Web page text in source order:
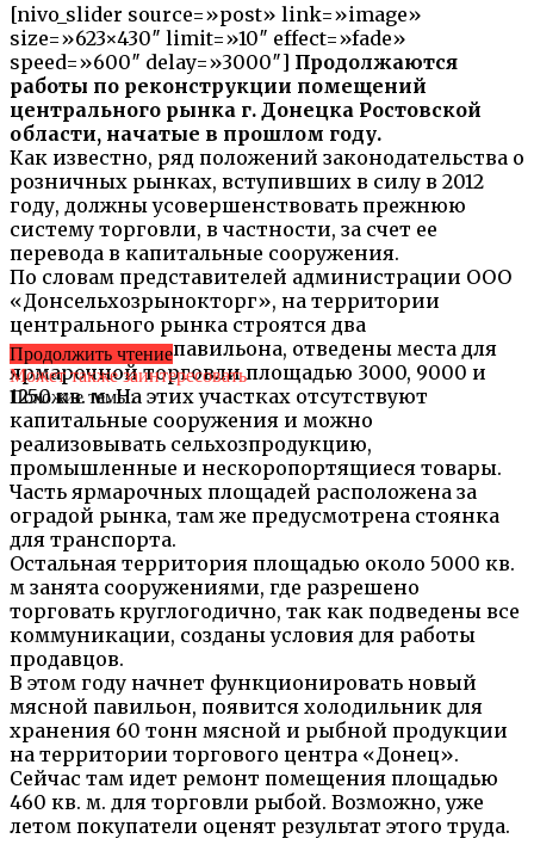
[nivo_slider source=»post» link=»image»
size=»623×430″ limit=»10″ effect=»fade»
speed=»600″ delay=»3000″] Продолжаются
работы по реконструкции помещений
центрального рынка г. Донецка Ростовской
области, начатые в прошлом году.
Как известно, ряд положений законодательства о
розничных рынках, вступивших в силу в 2012
году, должны усовершенствовать прежнюю
систему торговли, в частности, за счет ее
перевода в капитальные сооружения.
По словам представителей администрации ООО
«Донсельхозрынокторг», на территории
центрального рынка строятся два
плодоовощных павильона, отведены места для
ярмарочной торговли площадью 3000, 9000 и
1250 кв. м. На этих участках отсутствуют
капитальные сооружения и можно
реализовывать сельхозпродукцию,
промышленные и нескоропортящиеся товары.
Часть ярмарочных площадей расположена за
оградой рынка, там же предусмотрена стоянка
для транспорта.
Остальная территория площадью около 5000 кв.
м занята сооружениями, где разрешено
торговать круглогодично, так как подведены все
коммуникации, созданы условия для работы
продавцов.
В этом году начнет функционировать новый
мясной павильон, появится холодильник для
хранения 60 тонн мясной и рыбной продукции
на территории торгового центра «Донец».
Сейчас там идет ремонт помещения площадью
460 кв. м. для торговли рыбой. Возможно, уже
летом покупатели оценят результат этого труда.
Продолжить чтение
Может также заинтересовать
Похожие темы: